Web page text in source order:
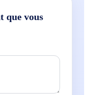
que vous